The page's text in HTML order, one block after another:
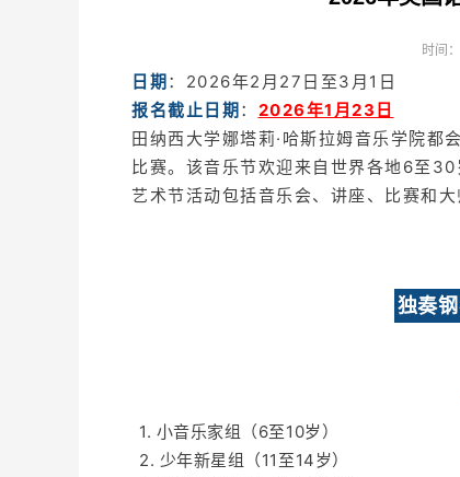
时间：
日期：2026年2月27日至3月1日
报名截止日期： 2026年1月23日
田纳西大学娜塔莉·哈斯拉姆音乐学院都
比赛。该音乐节欢迎来自世界各地6至
艺术节活动包括音乐会、讲座、比赛和
独奏
1. 小音乐家组（6至10岁）
2. 少年新星组（11至14岁）